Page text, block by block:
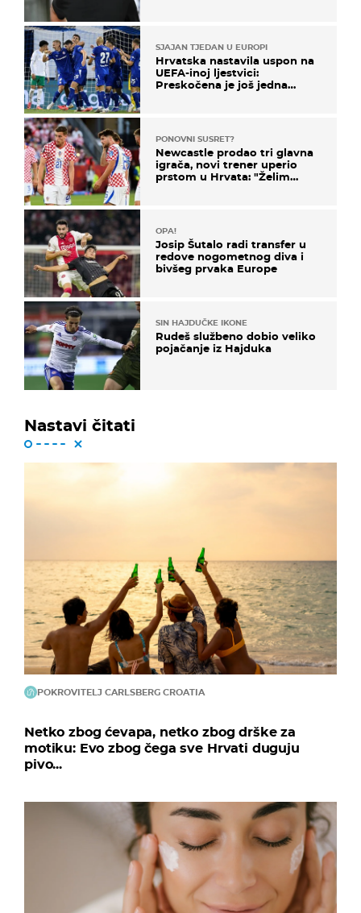
SJAJAN TJEDAN U EUROPI
Hrvatska nastavila uspon na
UEFA-inoj ljestvici:
Preskočena je još jedna
PONOVNI SUSRET?
Newcastle prodao tri glavna
igrača, novi trener uperio
prstom u Hrvata: "Želim
OPA!
Josip Šutalo radi transfer u
redove nogometnog diva i
bivšeg prvaka Europe
SIN HAJDUČKE IKONE
Rudeš službeno dobio veliko
pojačanje iz Hajduka
Nastavi čitati
POKROVITELJ CARLSBERG CROATIA
Netko zbog ćevapa, netko zbog drške za
motiku: Evo zbog čega sve Hrvati duguju
pivo...